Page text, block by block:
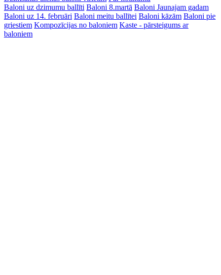
Baloni uz dzimumu ballīti Baloni 8.martā Baloni Jaunajam gadam
Baloni uz 14. februāri Baloni meitu ballītei Baloni kāzām Baloni pie
griestiem Kompozīcijas no baloniem Kaste - pārsteigums ar
baloniem